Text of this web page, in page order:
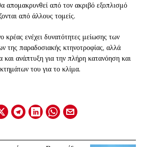
απομακρυνθεί από τον ακριβό εξοπλισμό
από άλλους τομείς.
κρέας ενέχει δυνατότητες μείωσης των
της παραδοσιακής κτηνοτροφίας, αλλά
και ανάπτυξη για την πλήρη κατανόηση και
του για το κλίμα.